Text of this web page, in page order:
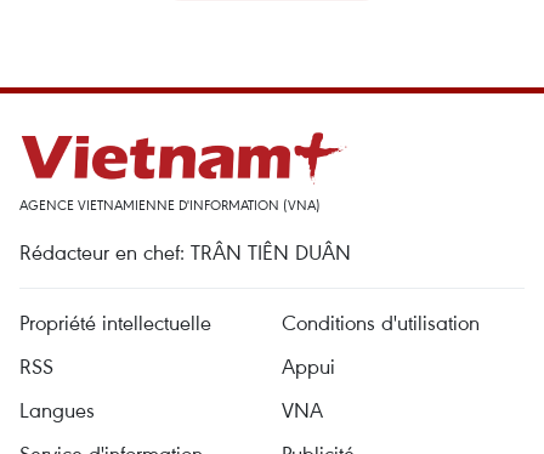
AGENCE VIETNAMIENNE D'INFORMATION (VNA)
Rédacteur en chef: TRÂN TIÊN DUÂN
Propriété intellectuelle
Conditions d'utilisation
RSS
Appui
Langues
VNA